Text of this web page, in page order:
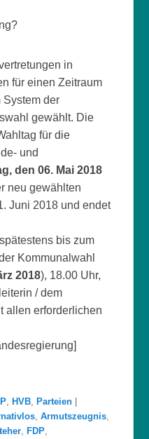
in
für einen Zeitraum
System der
gewählt. Die
für die
und
den 06. Mai 2018
neu gewählten
Juni 2018 und endet
bis zum
Kommunalwahl
2018), 18.00 Uhr,
/ dem
allen erforderlichen
,HVB ,Parteien |
,Armutszeugnis
,FDP